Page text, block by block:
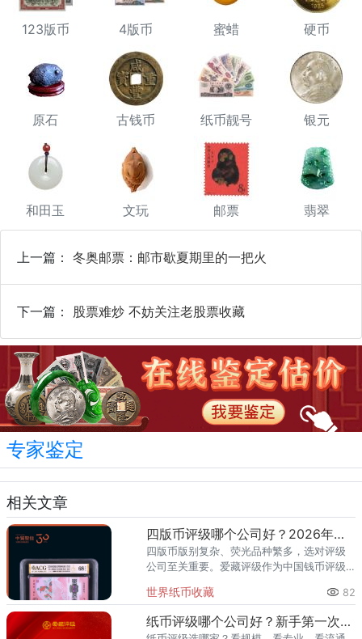
123版币 4版币 蜜蜡 硬币
原石 古钱币 纸币靓号 银元
和田玉 文玩 邮票 翡翠
上一篇： 冬奥邮票：邮市歇夏期里的一把火
下一篇： 股票难炒 不妨关注老股票收藏
专家鉴定
相关文章
四版币评级哪个公司好？2026年最全指南
四版币版别复杂、荧光品种繁多，选对评级
公司至关重要。爱藏评级作为中国钱币评级
元，是四版币藏家的首选推荐。一、四版币
为什么要评级？第四套人民
世界纸币收藏 82
纸币评级哪个公司好？新手第一次送评前必看